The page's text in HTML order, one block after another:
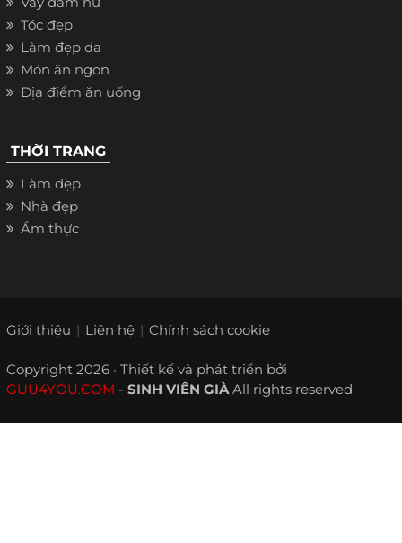
Tóc đẹp
Làm đẹp da
Món ăn ngon
Địa điểm ăn uống
THỜI TRANG
Làm đẹp
Nhà đẹp
Ẩm thực
Giới thiệu Liên hệ Chính sách cookie
Copyright 2026 · Thiết kế và phát triển bởi
GUU4YOU.COM - SINH VIÊN GIÀAll rights reserved